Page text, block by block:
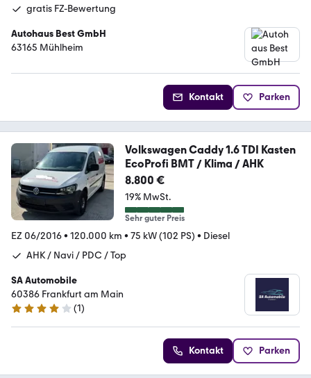
gratis FZ-Bewertung
Autohaus Best GmbH
63165 Mühlheim
Kontakt Parken
Volkswagen Caddy 1.6 TDI Kasten
EcoProfi BMT / Klima / AHK
8.800 €
19% MwSt.
Sehr guter Preis
EZ 06/2016• 120.000 km • 75 kW (102 PS) • Diesel
AHK / Navi / PDC / Top
SA Automobile
60386 Frankfurt am Main
4 Sterne
(1)
Kontakt Parken